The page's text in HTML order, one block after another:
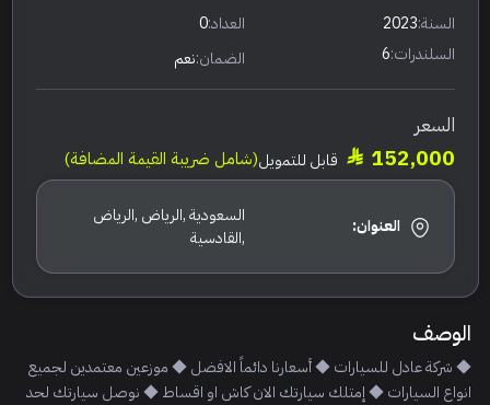
السنة:2023 العداد:0
السلندرات:6 الضمان:نعم
السعر
152,000 قابل للتمويل(شامل ضريبة القيمة المضافة)
العنوان:
السعودية ,الرياض ,الرياض
,القادسية
الوصف
◆ شركة عادل للسيارات ◆ أسعارنا دائماً الافضل ◆ موزعين معتمدين لجميع
انواع السيارات ◆ إمتلك سيارتك الان كاش او اقساط ◆ نوصل سيارتك لحد